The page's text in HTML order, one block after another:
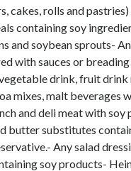
cakes, rolls and
containing soy
and soybean sprouts-
with sauces or
drink, fruit drink
mixes, malt beverages
and deli meat with soy
butter substitutes
Any salad
soy products-